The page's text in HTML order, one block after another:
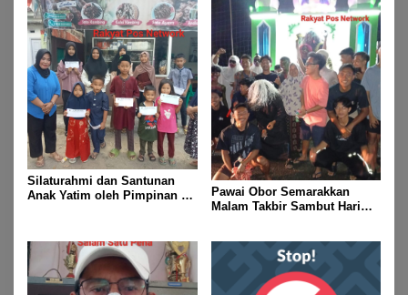
Taekwondo Championship
2026
Silaturahmi dan Santunan
Anak Yatim oleh Pimpinan PT
Pawai Obor Semarakkan
Malam Takbir Sambut Hari
Asam, Kecamatan Banjit